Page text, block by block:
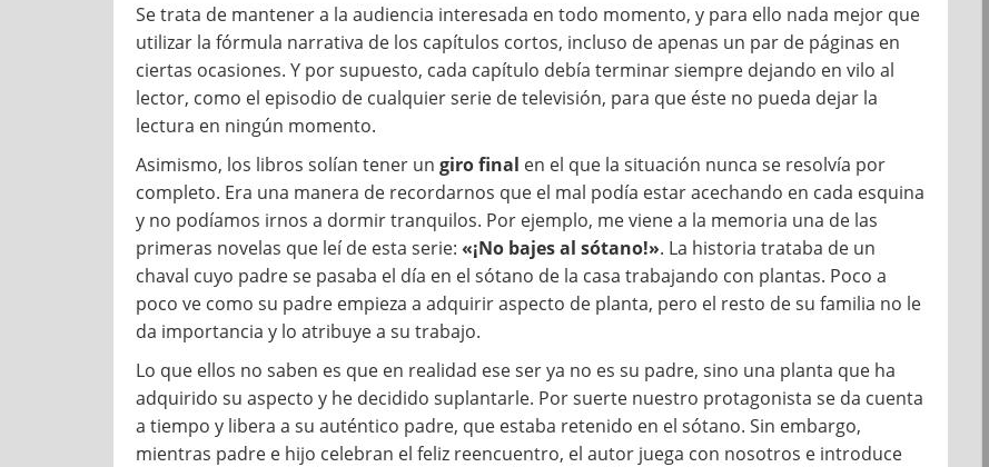
Se trata de mantener a la audiencia interesada en todo momento, y para ello nada mejor que
utilizar la fórmula narrativa de los capítulos cortos, incluso de apenas un par de páginas en
ciertas ocasiones. Y por supuesto, cada capítulo debía terminar siempre dejando en vilo al
lector, como el episodio de cualquier serie de televisión, para que éste no pueda dejar la
lectura en ningún momento.
Asimismo, los libros solían tener un giro final en el que la situación nunca se resolvía por
completo. Era una manera de recordarnos que el mal podía estar acechando en cada esquina
y no podíamos irnos a dormir tranquilos. Por ejemplo, me viene a la memoria una de las
primeras novelas que leí de esta serie: «¡No bajes al sótano!». La historia trataba de un
chaval cuyo padre se pasaba el día en el sótano de la casa trabajando con plantas. Poco a
poco ve como su padre empieza a adquirir aspecto de planta, pero el resto de su familia no le
da importancia y lo atribuye a su trabajo.
Lo que ellos no saben es que en realidad ese ser ya no es su padre, sino una planta que ha
adquirido su aspecto y he decidido suplantarle. Por suerte nuestro protagonista se da cuenta
a tiempo y libera a su auténtico padre, que estaba retenido en el sótano. Sin embargo,
mientras padre e hijo celebran el feliz reencuentro, el autor juega con nosotros e introduce